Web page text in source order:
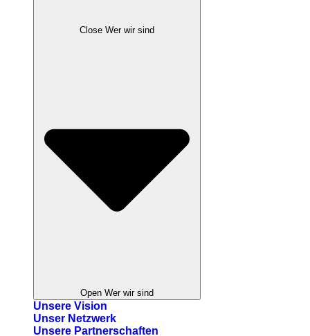
Close Wer wir sind
Open Wer wir sind
Unsere Vision
Unser Netzwerk
Unsere Partnerschaften